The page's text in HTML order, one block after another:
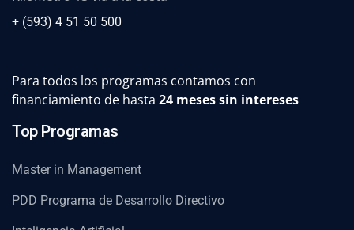
+ (593) 4 51 50 500
Para todos los programas contamos con
financiamiento de hasta 24 meses sin intereses
Top Programas
Master in Management
PDD Programa de Desarrollo Directivo